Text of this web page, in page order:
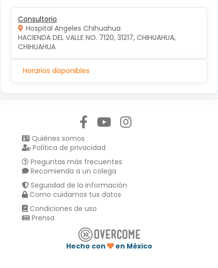
Consultorio
Hospital Angeles Chihuahua
HACIENDA DEL VALLE NO. 7120, 31217, CHIHUAHUA,
CHIHUAHUA
Horarios disponibles
Quiénes somos
Política de privacidad
Preguntas más frecuentes
Recomienda a un colega
Seguridad de la información
Como cuidamos tus datos
Condiciones de uso
Prensa
Hecho con
en México